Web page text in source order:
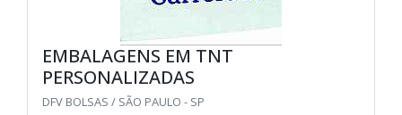
EMBALAGENS EM TNT
PERSONALIZADAS
DFV BOLSAS / SÃO PAULO - SP